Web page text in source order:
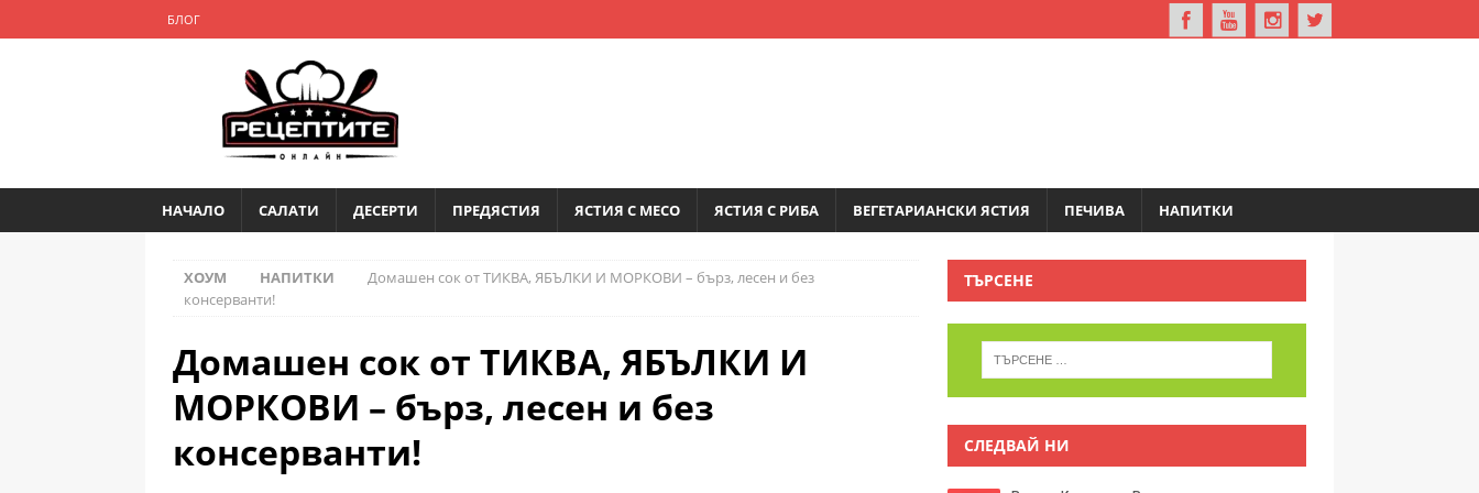
БЛОГ
НАЧАЛО САЛАТИ ДЕСЕРТИ ПРЕДЯСТИЯ ЯСТИЯ С МЕСО ЯСТИЯ С РИБА ВЕГЕТАРИАНСКИ ЯСТИЯ ПЕЧИВА НАПИТКИ
ХОУМ НАПИТКИ
Домашен сок от ТИКВА, ЯБЪЛКИ И МОРКОВИ – бърз, лесен и без
консерванти!
Домашен сок от ТИКВА, ЯБЪЛКИ И
МОРКОВИ – бърз, лесен и без
консерванти!
ТЪРСЕНЕ
СЛЕДВАЙ НИ